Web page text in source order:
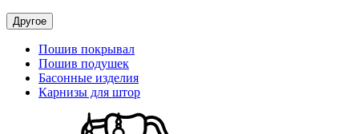
Другое
Пошив покрывал
Пошив подушек
Басонные изделия
Карнизы для штор